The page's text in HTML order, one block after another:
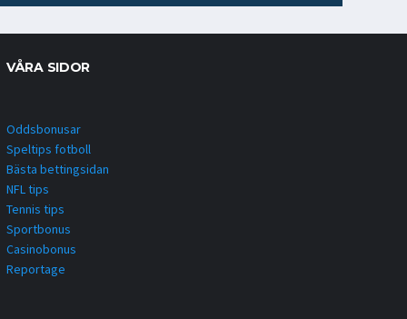
VÅRA SIDOR
Oddsbonusar
Speltips fotboll
Bästa bettingsidan
NFL tips
Tennis tips
Sportbonus
Casinobonus
Reportage